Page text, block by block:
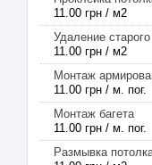
11.00 грн / м2
Удаление
11.00 грн / м2
Монтаж
11.00 грн / м. пог.
Монтаж багета
11.00 грн / м. пог.
Размывка